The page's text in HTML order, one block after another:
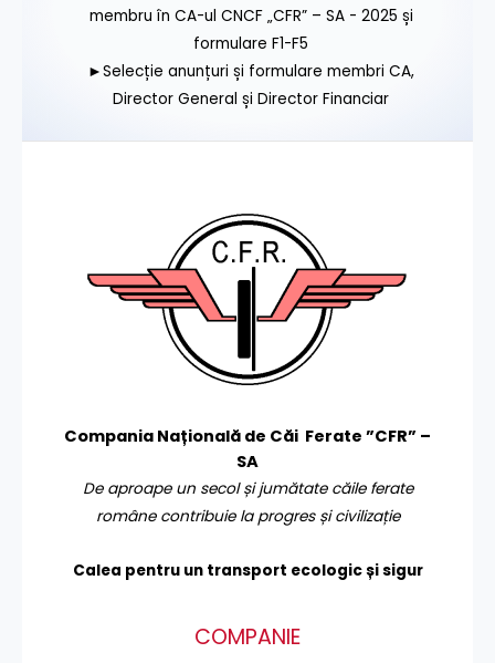
membru în CA-ul CNCF „CFR” – SA - 2025 și
formulare F1-F5
►Selecție anunțuri și formulare membri CA,
Director General și Director Financiar
Compania Națională de Căi Ferate ”CFR” –
SA
De aproape un secol și jumătate căile ferate
române contribuie la progres și civilizație
Calea pentru un transport ecologic și sigur
COMPANIE